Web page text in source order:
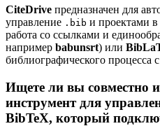
CiteDrive предназначен для
управление .bib и проектами в
работа со ссылками и
например babunsrt) или
библиографического процесса
Ищете ли вы совместно
инструмент для
BibTeX, который